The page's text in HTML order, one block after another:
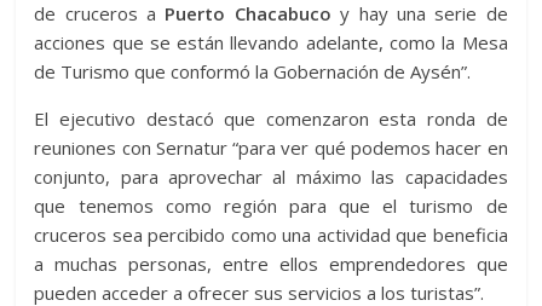
de cruceros a Puerto Chacabuco y hay una serie de
acciones que se están llevando adelante, como la Mesa
de Turismo que conformó la Gobernación de Aysén”.
El ejecutivo destacó que comenzaron esta ronda de
reuniones con Sernatur “para ver qué podemos hacer en
conjunto, para aprovechar al máximo las capacidades
que tenemos como región para que el turismo de
cruceros sea percibido como una actividad que beneficia
a muchas personas, entre ellos emprendedores que
pueden acceder a ofrecer sus servicios a los turistas”.